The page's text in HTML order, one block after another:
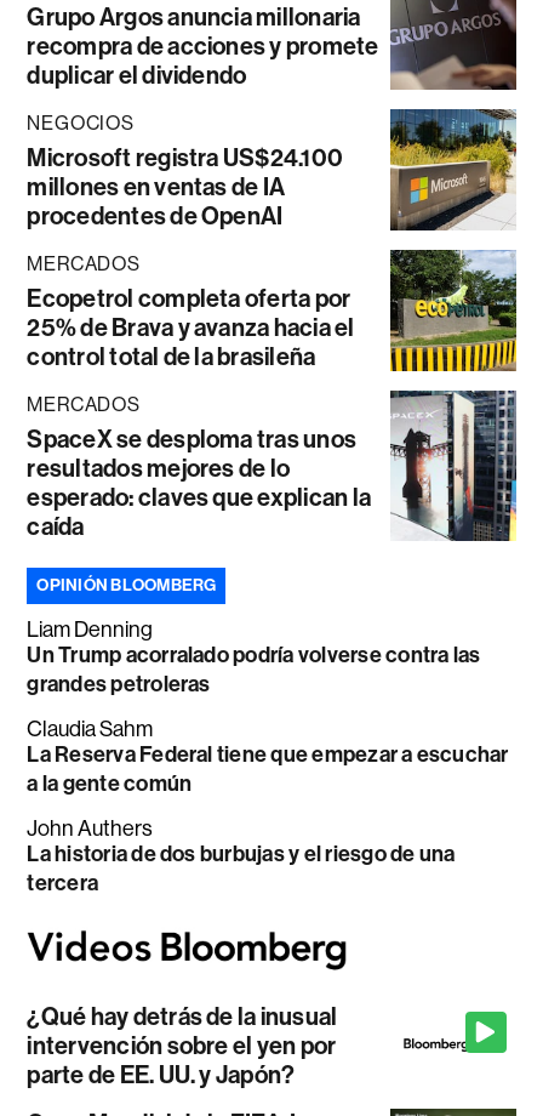
Grupo Argos anuncia millonaria
recompra de acciones y promete
duplicar el dividendo
NEGOCIOS
Microsoft registra US$24.100
millones en ventas de IA
procedentes de OpenAI
MERCADOS
Ecopetrol completa oferta por
25% de Brava y avanza hacia el
control total de la brasileña
MERCADOS
SpaceX se desploma tras unos
resultados mejores de lo
esperado: claves que explican la
caída
OPINIÓN BLOOMBERG
Liam Denning
Un Trump acorralado podría volverse contra las
grandes petroleras
Claudia Sahm
La Reserva Federal tiene que empezar a escuchar
a la gente común
John Authers
La historia de dos burbujas y el riesgo de una
tercera
¿Qué hay detrás de la inusual
intervención sobre el yen por
parte de EE. UU. y Japón?